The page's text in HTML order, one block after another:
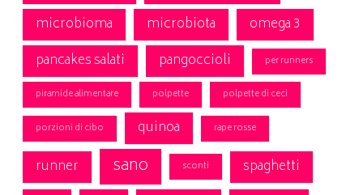
microbioma
microbiota
omega 3
pancakes salati
pangoccioli per runners
piramide alimentare polpette polpette di ceci
porzioni di cibo quinoa rape rosse
runner sano sconti spaghetti